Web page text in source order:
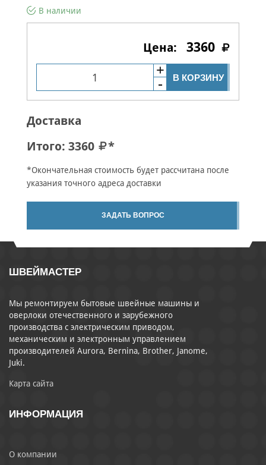
В наличии
3360
В КОРЗИНУ
Доставка
Итого: 3360 *
*Окончательная стоимость будет рассчитана после
указания точного адреса доставки
ЗАДАТЬ ВОПРОС
ШВЕЙМАСТЕР
Мы ремонтируем бытовые швейные машины и
оверлоки отечественного и зарубежного
производства с электрическим приводом,
механическим и электронным управлением
производителей Aurora, Bernina, Brother, Janome,
Juki.
Карта сайта
ИНФОРМАЦИЯ
О компании